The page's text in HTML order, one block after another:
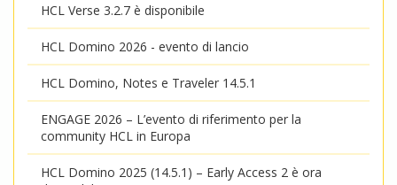
HCL Verse 3.2.7 è disponibile
HCL Domino 2026 - evento di lancio
HCL Domino, Notes e Traveler 14.5.1
ENGAGE 2026 – L’evento di riferimento per la
community HCL in Europa
HCL Domino 2025 (14.5.1) – Early Access 2 è ora